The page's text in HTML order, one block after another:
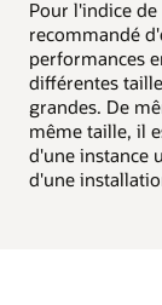
Pour l'indice de
recommandé
performances
différentes
grandes. De
même taille, il
d'une instance
d'une